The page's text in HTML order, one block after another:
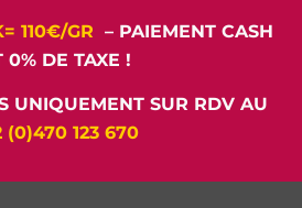
110€/GR – PAIEMENT CASH
0% DE TAXE !
UNIQUEMENT SUR RDV AU
(0)470 123 670